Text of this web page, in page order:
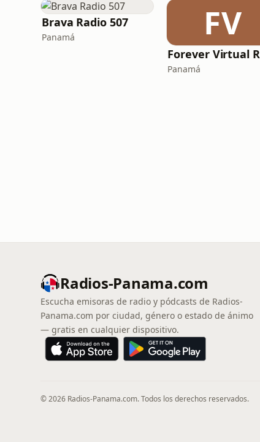
Brava Radio 507
Panamá FV
Panamá
Radios-Panama.com
Escucha emisoras de radio y pódcasts de Radios-
Panama.com por ciudad, género o estado de ánimo
— gratis en cualquier dispositivo.
© 2026 Radios-Panama.com. Todos los derechos reservados.